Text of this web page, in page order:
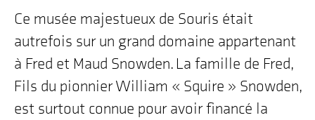
Ce musée majestueux de Souris était
autrefois sur un grand domaine appartenant
à Fred et Maud Snowden. La famille de Fred,
Fils du pionnier William « Squire » Snowden,
est surtout connue pour avoir financé la